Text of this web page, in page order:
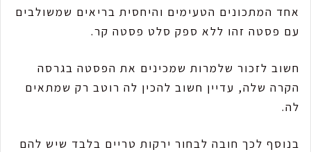
אחד המתכונים הטעימים והיחסית בריאים שמשולבים
עם פסטה זהו ללא ספק סלט פסטה קר.
חשוב לזכור שלמרות שמכינים את הפסטה בגרסה
הקרה שלה, עדיין חשוב להכין לה רוטב רק שמתאים
לה.
בנוסף לכך חובה לבחור ירקות טריים בלבד שיש להם